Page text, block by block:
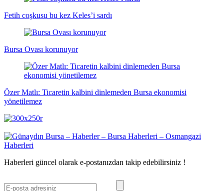
Fetih coşkusu bu kez Keles’i sardı
Bursa Ovası korunuyor
Özer Matlı: Ticaretin kalbini dinlemeden Bursa ekonomisi
yönetilemez
Haberleri güncel olarak e-postanızdan takip edebilirsiniz !